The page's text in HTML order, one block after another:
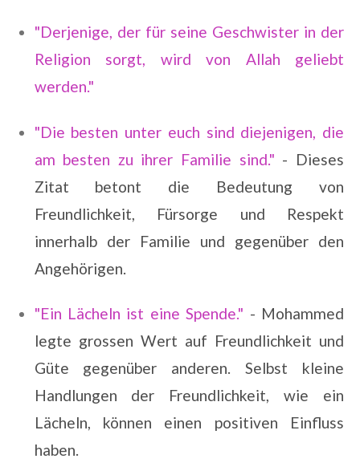
"Derjenige, der für seine Geschwister in der
Religion sorgt, wird von Allah geliebt
werden."
"Die besten unter euch sind diejenigen, die
am besten zu ihrer Familie sind." - Dieses
Zitat betont die Bedeutung von
Freundlichkeit, Fürsorge und Respekt
innerhalb der Familie und gegenüber den
Angehörigen.
"Ein Lächeln ist eine Spende." - Mohammed
legte grossen Wert auf Freundlichkeit und
Güte gegenüber anderen. Selbst kleine
Handlungen der Freundlichkeit, wie ein
Lächeln, können einen positiven Einfluss
haben.